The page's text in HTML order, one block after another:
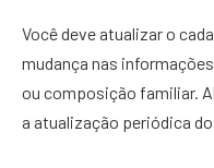
Você deve atualizar o
mudança nas
ou composição familiar.
a atualização periódica